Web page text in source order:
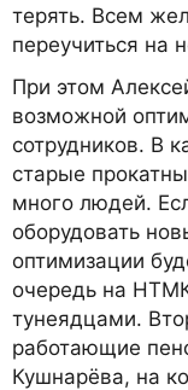
терять. Всем
переучиться на
При этом
возможной
сотрудников. В
старые
много людей.
оборудовать
оптимизации
очередь на
тунеядцами.
работающие
Кушнарёва, на